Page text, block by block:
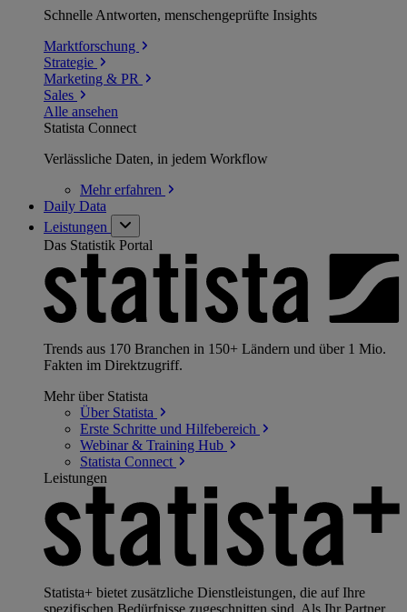
Schnelle Antworten, menschengeprüfte Insights
Marktforschung
Strategie
Marketing & PR
Sales
Alle ansehen
Statista Connect
Verlässliche Daten, in jedem Workflow
Mehrerfahren
Daily Data
Leistungen
Das Statistik Portal
Trends aus 170 Branchen in 150+ Ländern und über 1 Mio.
Fakten im Direktzugriff.
Mehr über Statista
Über Statista
Erste Schritte und Hilfebereich
Webinar & Training Hub
Statista Connect
Leistungen
Statista+ bietet zusätzliche Dienstleistungen, die auf Ihre
spezifischen Bedürfnisse zugeschnitten sind. Als Ihr Partner